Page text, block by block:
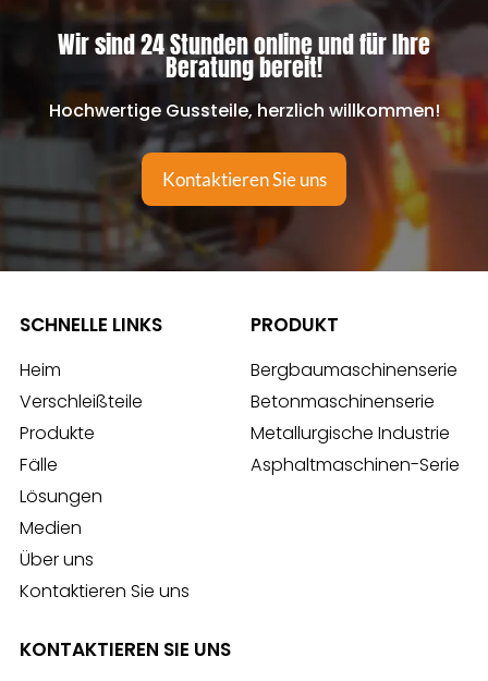
Wir sind 24 Stunden online und für Ihre
Beratung bereit!
Hochwertige Gussteile, herzlich willkommen!
Kontaktieren Sie uns
SCHNELLE LINKS
Heim
Verschleißteile
Produkte
Fälle
Lösungen
Medien
Über uns
Kontaktieren Sie uns
PRODUKT
Bergbaumaschinenserie
Betonmaschinenserie
Metallurgische Industrie
Asphaltmaschinen-Serie
KONTAKTIEREN SIE UNS